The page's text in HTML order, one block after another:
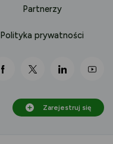
Partnerzy
Polityka prywatności
link otwiera się nowej
link otwiera się
link
Zarejestruj się